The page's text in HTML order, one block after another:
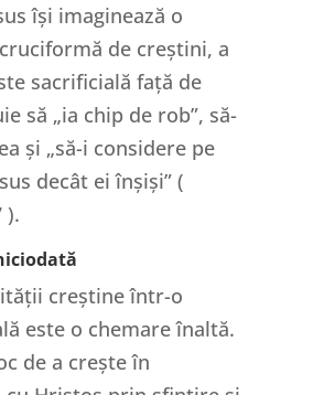
își imaginează o
de creștini, a
sacrificială față de
să „ia chip de rob”, să-
și „să-i considere pe
decât ei înșiși” (
).
creștine într-o
este o chemare înaltă.
de a crește în